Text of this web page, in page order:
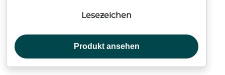
Lesezeichen
Produkt ansehen